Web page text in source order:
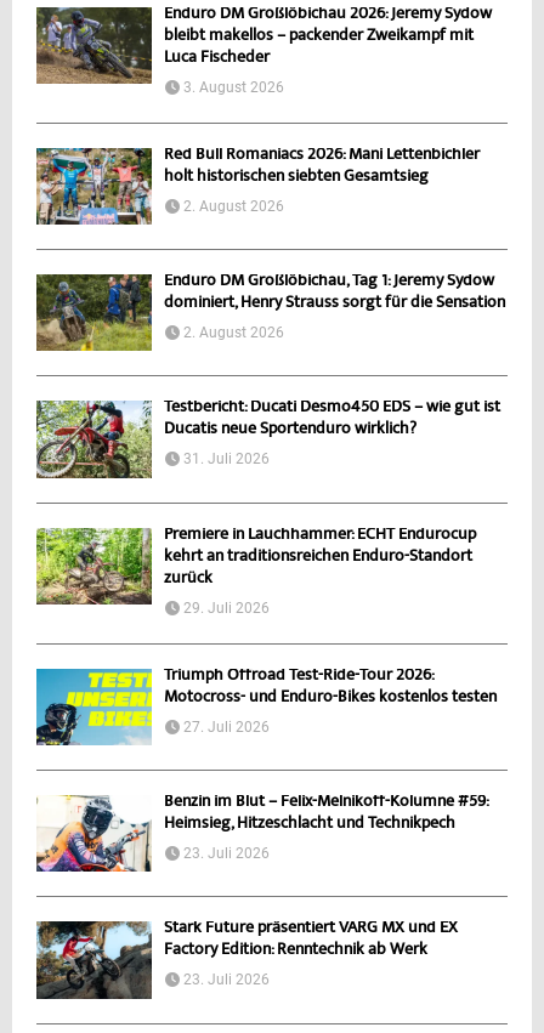
Enduro DM Großlöbichau 2026: Jeremy Sydow
bleibt makellos – packender Zweikampf mit
Luca Fischeder
3. August 2026
Red Bull Romaniacs 2026: Mani Lettenbichler
holt historischen siebten Gesamtsieg
2. August 2026
Enduro DM Großlöbichau, Tag 1: Jeremy Sydow
dominiert, Henry Strauss sorgt für die Sensation
2. August 2026
Testbericht: Ducati Desmo450 EDS – wie gut ist
Ducatis neue Sportenduro wirklich?
31. Juli 2026
Premiere in Lauchhammer: ECHT Endurocup
kehrt an traditionsreichen Enduro-Standort
zurück
29. Juli 2026
Triumph Offroad Test-Ride-Tour 2026:
Motocross- und Enduro-Bikes kostenlos testen
27. Juli 2026
Benzin im Blut – Felix-Melnikoff-Kolumne #59:
Heimsieg, Hitzeschlacht und Technikpech
23. Juli 2026
Stark Future präsentiert VARG MX und EX
Factory Edition: Renntechnik ab Werk
23. Juli 2026